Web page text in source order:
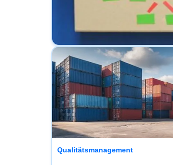
Qualitätsmanagement